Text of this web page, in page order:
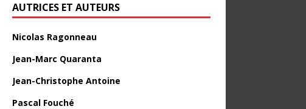
AUTRICES ET AUTEURS
Nicolas Ragonneau
Jean-Marc Quaranta
Jean-Christophe Antoine
Pascal Fouché